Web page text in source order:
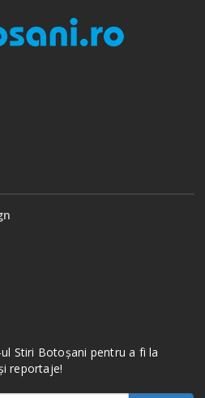
Stiri Botoșani pentru a fi la
reportaje!